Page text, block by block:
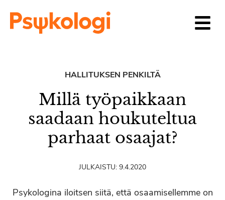
HALLITUKSEN PENKILTÄ
Millä työpaikkaan
saadaan houkuteltua
parhaat osaajat?
JULKAISTU: 9.4.2020
Psykologina iloitsen siitä, että osaamisellemme on